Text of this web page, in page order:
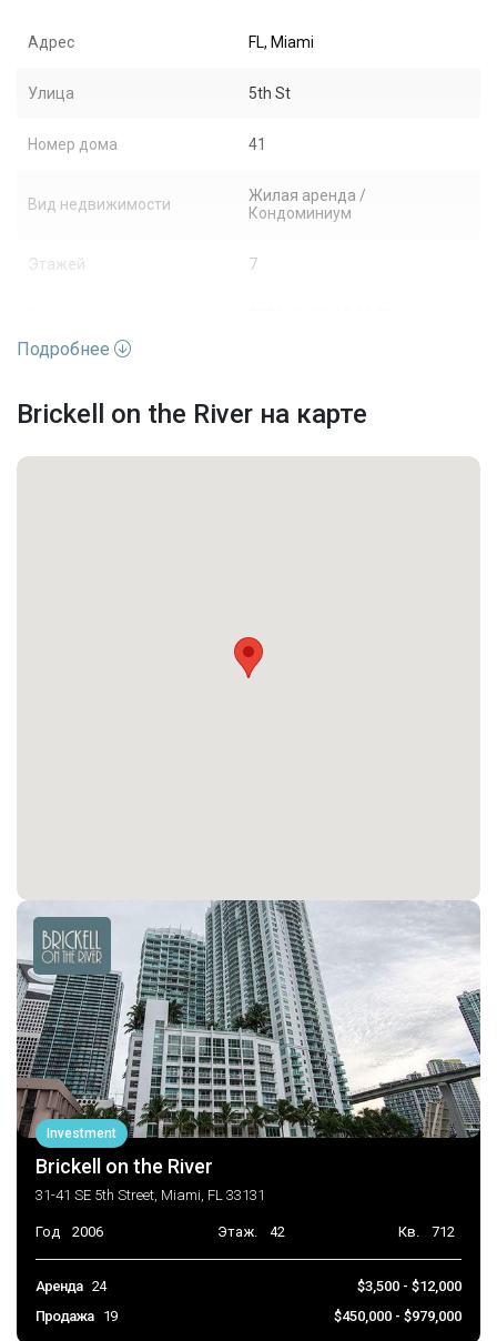
Адрес FL, Miami
Улица 5th St
Номер дома 41
Вид недвижимости
Жилая аренда /
Кондоминиум
Этажей 7
Подробнее
Brickell on the River на карте
Investment
Brickell on the River
31-41 SE 5th Street, Miami, FL 33131
Год 2006 Этаж. 42 Кв. 712
Аренда 24
$3,500 - $12,000
Продажа
19 $450,000 - $979,000